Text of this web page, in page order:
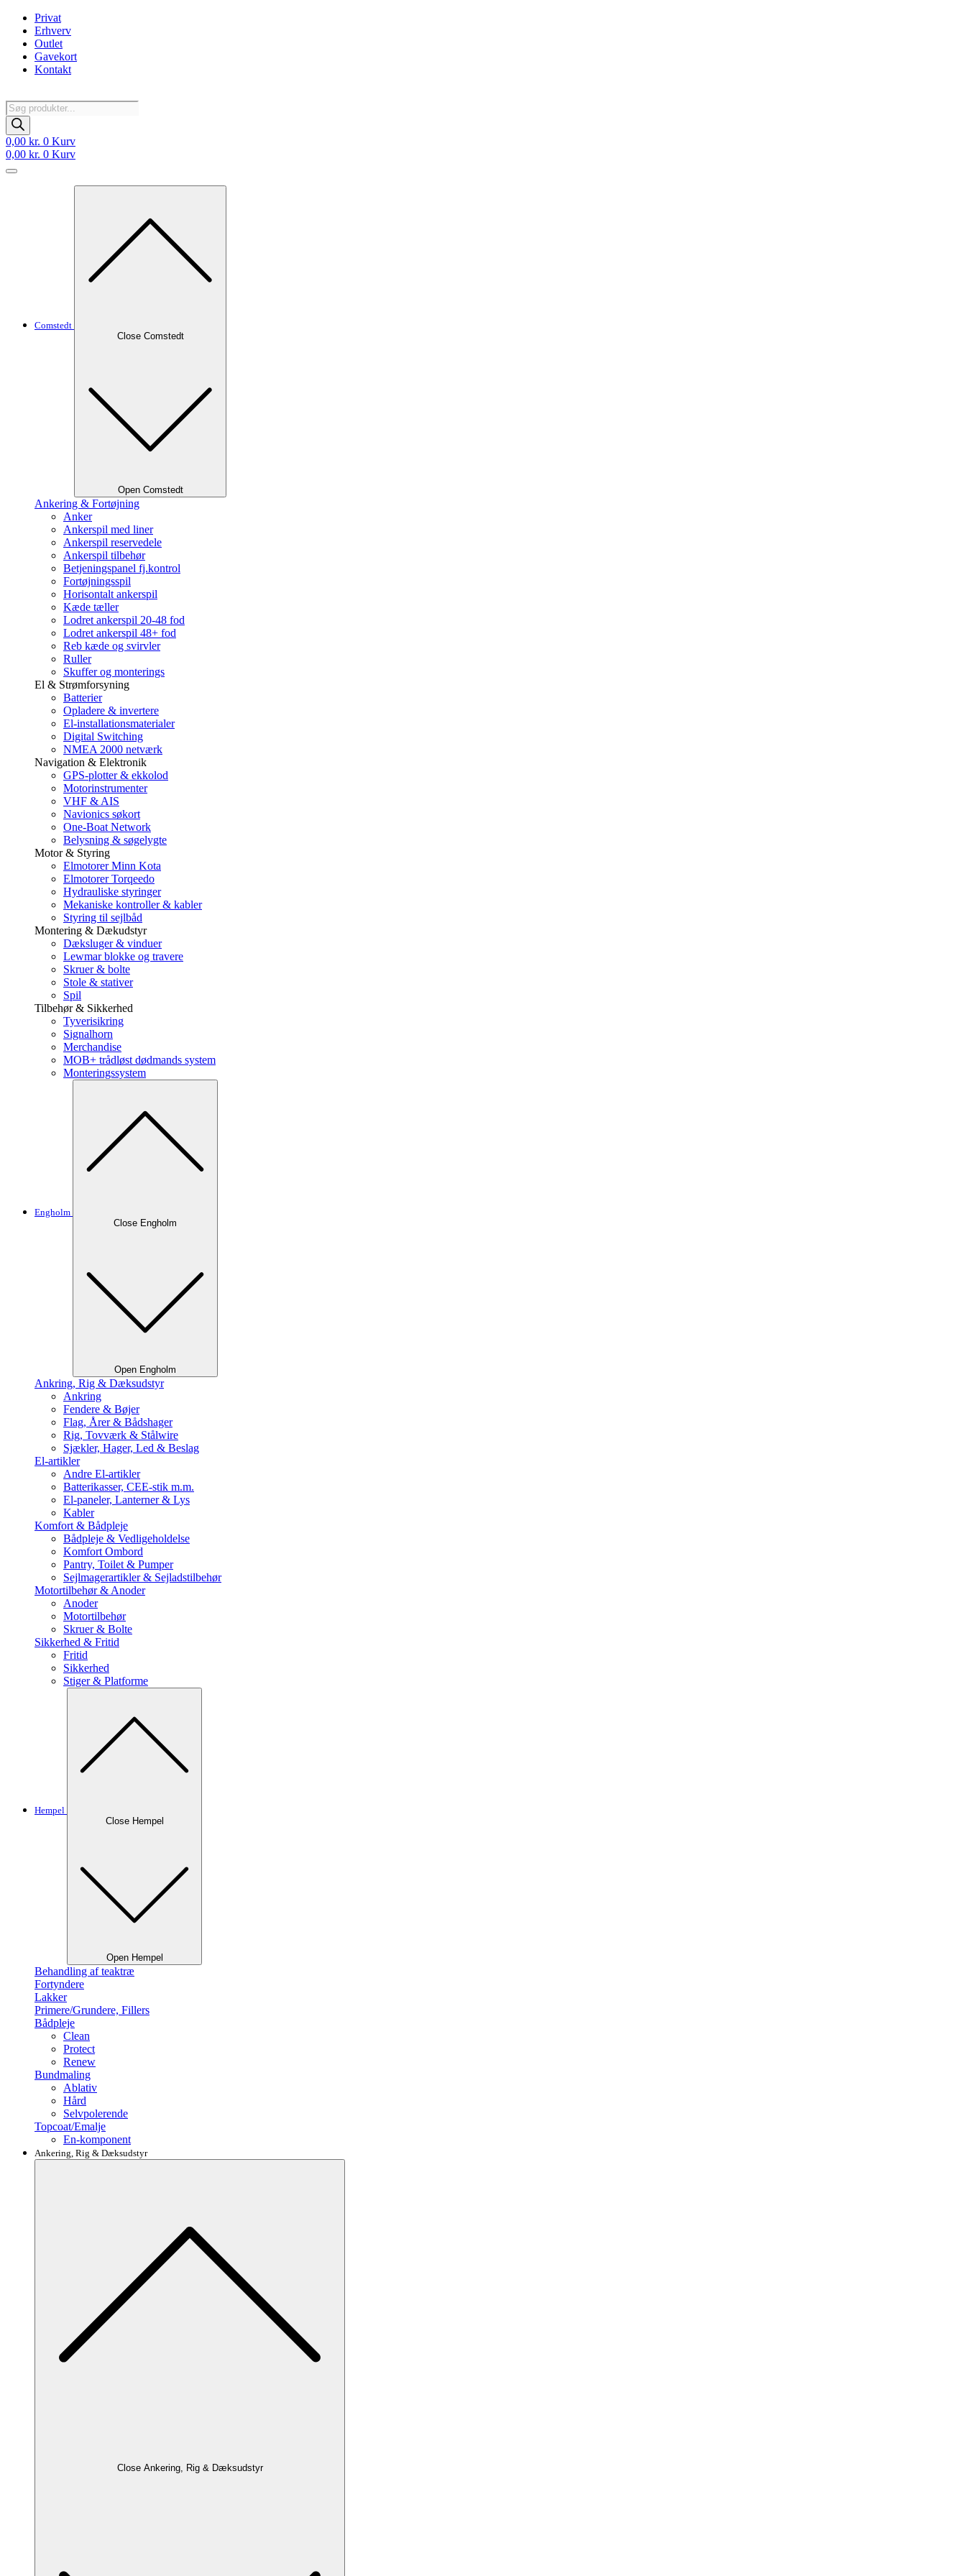
Videre
indhold
Privat
Erhverv
Outlet
Gavekort
Kontakt
Products
search
0,00 kr. 0 Kurv
0,00 kr. 0 Kurv
Comstedt
Close Comstedt
Open Comstedt
Ankering & Fortøjning
Anker
Ankerspil med liner
Ankerspil reservedele
Ankerspil tilbehør
Betjeningspanel fj.kontrol
Fortøjningsspil
Horisontalt ankerspil
Kæde tæller
Lodret ankerspil 20-48 fod
Lodret ankerspil 48+ fod
Reb kæde og svirvler
Ruller
Skuffer og monterings
El & Strømforsyning
Batterier
Opladere & invertere
El-installationsmaterialer
Digital Switching
NMEA 2000 netværk
Navigation & Elektronik
GPS-plotter & ekkolod
Motorinstrumenter
VHF & AIS
Navionics søkort
One-Boat Network
Belysning & søgelygte
Motor & Styring
Elmotorer Minn Kota
Elmotorer Torqeedo
Hydrauliske styringer
Mekaniske kontroller & kabler
Styring til sejlbåd
Montering & Dækudstyr
Dæksluger & vinduer
Lewmar blokke og travere
Skruer & bolte
Stole & stativer
Spil
Tilbehør & Sikkerhed
Tyverisikring
Signalhorn
Merchandise
MOB+ trådløst dødmands system
Monteringssystem
Engholm
Close Engholm
Open Engholm
Ankring, Rig & Dæksudstyr
Ankring
Fendere & Bøjer
Flag, Årer & Bådshager
Rig, Tovværk & Stålwire
Sjækler, Hager, Led & Beslag
El-artikler
Andre El-artikler
Batterikasser, CEE-stik m.m.
El-paneler, Lanterner & Lys
Kabler
Komfort & Bådpleje
Bådpleje & Vedligeholdelse
Komfort Ombord
Pantry, Toilet & Pumper
Sejlmagerartikler & Sejladstilbehør
Motortilbehør & Anoder
Anoder
Motortilbehør
Skruer & Bolte
Sikkerhed & Fritid
Fritid
Sikkerhed
Stiger & Platforme
Hempel
Close Hempel
Open Hempel
Behandling af teaktræ
Fortyndere
Lakker
Primere/Grundere, Fillers
Bådpleje
Clean
Protect
Renew
Bundmaling
Ablativ
Hård
Selvpolerende
Topcoat/Emalje
En-komponent
Ankering, Rig & Dæksudstyr
Close Ankering, Rig & Dæksudstyr